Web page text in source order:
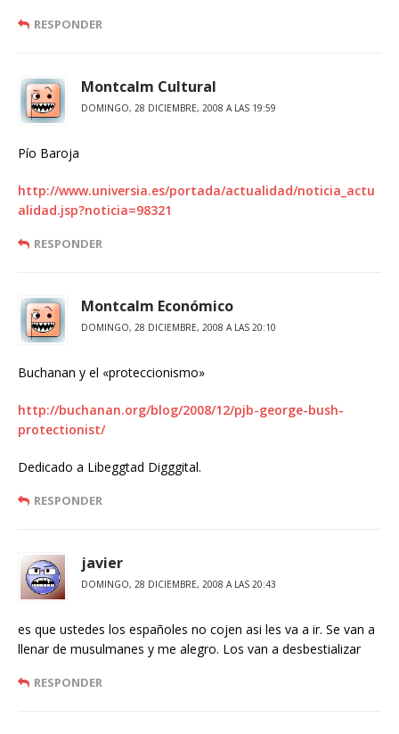
RESPONDER
Montcalm Cultural
DOMINGO, 28 DICIEMBRE, 2008 A LAS 19:59
Pío Baroja
http://www.universia.es/portada/actualidad/noticia_actu
alidad.jsp?noticia=98321
RESPONDER
Montcalm Económico
DOMINGO, 28 DICIEMBRE, 2008 A LAS 20:10
Buchanan y el «proteccionismo»
http://buchanan.org/blog/2008/12/pjb-george-bush-
protectionist/
Dedicado a Libeggtad Digggital.
RESPONDER
javier
DOMINGO, 28 DICIEMBRE, 2008 A LAS 20:43
es que ustedes los españoles no cojen asi les va a ir. Se van a
llenar de musulmanes y me alegro. Los van a desbestializar
RESPONDER